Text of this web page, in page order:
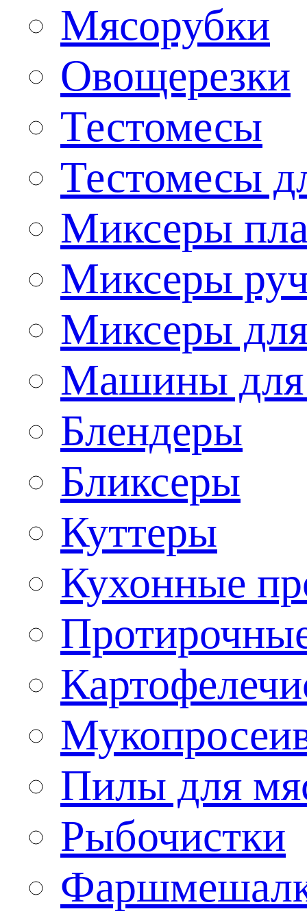
Мясорубки
Овощерезки
Тестомесы
Тестомесы
Миксеры
Миксеры
Миксеры
Машины для
Блендеры
Бликсеры
Куттеры
Кухонные
Пилы для
Рыбочистки